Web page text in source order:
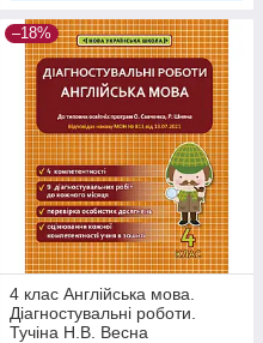
–18%
4 клас Англійська мова.
Діагностувальні роботи.
Тучіна Н.В. Весна